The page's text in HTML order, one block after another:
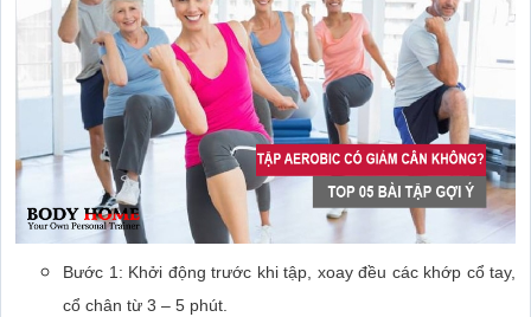
Bước 1: Khởi động trước khi tập, xoay đều các khớp cổ tay,
cổ chân từ 3 – 5 phút.